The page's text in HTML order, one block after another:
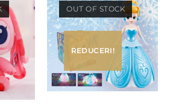
OUT OF STOCK
REDUCERI!